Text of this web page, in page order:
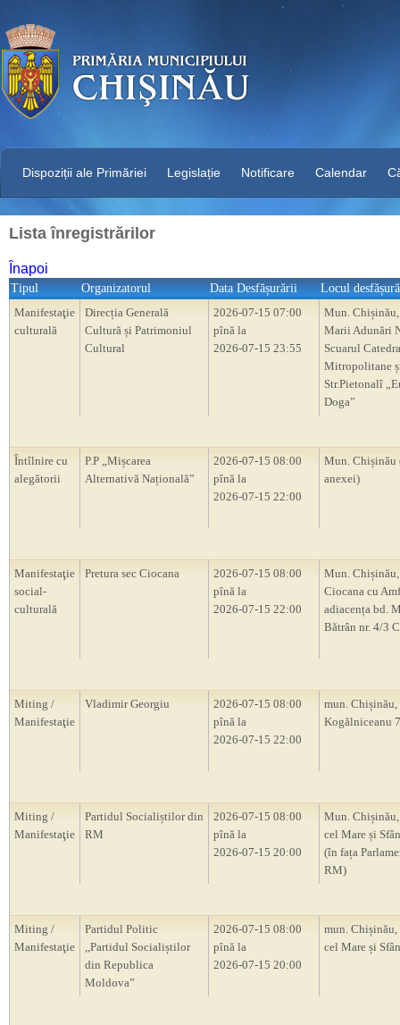
Dispoziții ale Primăriei Legislație Notificare Calendar
Lista înregistrărilor
Înapoi
Tipul Organizatorul Data Desfășurării
Locul
Manifestaţie
culturală
Direcția Generală
Cultură și Patrimoniul
Cultural
2026-07-15 07:00
pînă la
2026-07-15 23:55
Mun.
Marii Adunări
Scuarul
Mitropolitane
Str.Pietonalî
Doga”
Întîlnire cu
alegătorii
P.P „Mișcarea
Alternativă Națională”
2026-07-15 08:00
pînă la
2026-07-15 22:00
Mun. Chișinău
anexei)
Manifestaţie
social-
culturală
Pretura sec Ciocana
2026-07-15 08:00
pînă la
2026-07-15 22:00
Mun.
Ciocana cu
adiacența bd.
Bătrân nr. 4/3
Miting /
Manifestaţie
Vladimir Georgiu
2026-07-15 08:00
pînă la
2026-07-15 22:00
mun. Chișinău,
Kogălniceanu
Miting /
Manifestaţie
Partidul Socialiștilor din
RM
2026-07-15 08:00
pînă la
2026-07-15 20:00
Mun.
cel Mare și
(în fața
RM)
Miting /
Manifestaţie
Partidul Politic
,,Partidul Socialiștilor
din Republica
Moldova”
2026-07-15 08:00
pînă la
2026-07-15 20:00
mun. Chișinău,
cel Mare și